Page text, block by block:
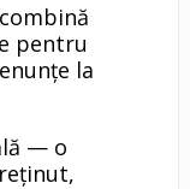
pentru
la
— o